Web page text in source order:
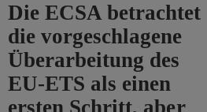
Die ECSA betrachtet
die vorgeschlagene
Überarbeitung des
EU-ETS als einen
ersten Schritt, aber